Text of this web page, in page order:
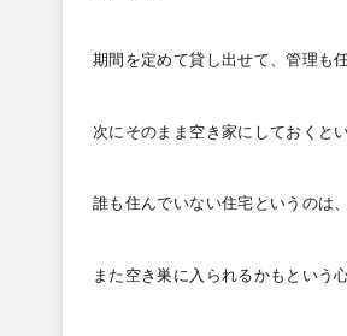
期間を定めて貸し出せて、管理も
次にそのまま空き家にしておくと
誰も住んでいない住宅というのは
また空き巣に入られるかもという